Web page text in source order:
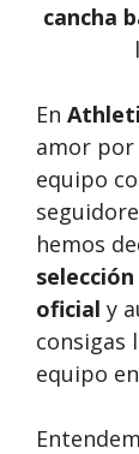
cancha
En
amor por
equipo
hemos
oficial y
consigas
equipo